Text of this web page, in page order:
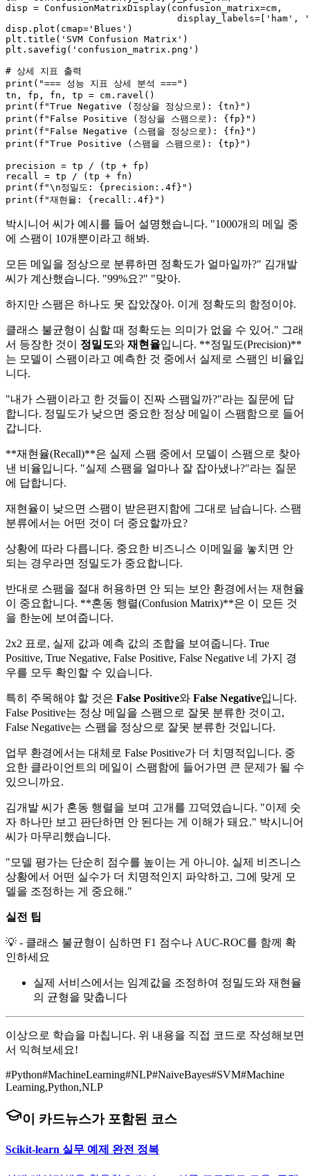
disp = ConfusionMatrixDisplay(confusion_matrix=cm,
                               display_labels=[
'ham' ,
disp.plot(cmap= 'Blues' )
plt.title( 'SVM Confusion Matrix' )
plt.savefig( 'confusion_matrix.png' )
# 상세 지표 출력
print ( "=== 성능 지표 상세 분석 ===" )
print ( f"True Negative (정상을 정상으로): {tn} "
print ( f"False Positive (정상을 스팸으로): {fp} "
print ( f"False Negative (스팸을 정상으로): {fn} "
print ( f"True Positive (스팸을 스팸으로): {tp} " )
precision = tp / (tp + fp)
print ( f"\n정밀도: {precision: .4f} "
print ( f"재현율: {recall: .4f} "
박시니어 씨가 예시를 들어 설명했습니다. "1000개의 메일 중
에 스팸이 10개뿐이라고 해봐.
모든 메일을 정상으로 분류하면 정확도가 얼마일까?" 김개발
씨가 계산했습니다. "99%요?" "맞아.
하지만 스팸은 하나도 못 잡았잖아. 이게 정확도의 함정이야.
클래스 불균형이 심할 때 정확도는 의미가 없을 수 있어." 그래
서 등장한 것이 정밀도와 재현율입니다. **정밀도(Precision)**
는 모델이 스팸이라고 예측한 것 중에서 실제로 스팸인 비율입
니다.
"내가 스팸이라고 한 것들이 진짜 스팸일까?"라는 질문에 답
합니다. 정밀도가 낮으면 중요한 정상 메일이 스팸함으로 들어
갑니다.
**재현율(Recall)**은 실제 스팸 중에서 모델이 스팸으로 찾아
낸 비율입니다. "실제 스팸을 얼마나 잘 잡아냈나?"라는 질문
에 답합니다.
재현율이 낮으면 스팸이 받은편지함에 그대로 남습니다. 스팸
분류에서는 어떤 것이 더 중요할까요?
상황에 따라 다릅니다. 중요한 비즈니스 이메일을 놓치면 안
되는 경우라면 정밀도가 중요합니다.
반대로 스팸을 절대 허용하면 안 되는 보안 환경에서는 재현율
이 중요합니다. **혼동 행렬(Confusion Matrix)**은 이 모든 것
을 한눈에 보여줍니다.
2x2 표로, 실제 값과 예측 값의 조합을 보여줍니다. True
Positive, True Negative, False Positive, False Negative 네 가지 경
우를 모두 확인할 수 있습니다.
특히 주목해야 할 것은 False Positive와 False Negative입니다.
False Positive는 정상 메일을 스팸으로 잘못 분류한 것이고,
False Negative는 스팸을 정상으로 잘못 분류한 것입니다.
업무 환경에서는 대체로 False Positive가 더 치명적입니다. 중
요한 클라이언트의 메일이 스팸함에 들어가면 큰 문제가 될 수
있으니까요.
김개발 씨가 혼동 행렬을 보며 고개를 끄덕였습니다. "이제 숫
자 하나만 보고 판단하면 안 된다는 게 이해가 돼요." 박시니어
씨가 마무리했습니다.
"모델 평가는 단순히 점수를 높이는 게 아니야. 실제 비즈니스
상황에서 어떤 실수가 더 치명적인지 파악하고, 그에 맞게 모
델을 조정하는 게 중요해."
실전 팁
💡 - 클래스 불균형이 심하면 F1 점수나 AUC-ROC를 함께 확
인하세요
실제 서비스에서는 임계값을 조정하여 정밀도와 재현율
의 균형을 맞춥니다
이상으로 학습을 마칩니다. 위 내용을 직접 코드로 작성해보면
서 익혀보세요!
#Python#MachineLearning#NLP#NaiveBayes#SVM#Machine
Learning,Python,NLP
이 카드뉴스가 포함된 코스
Scikit-learn 실무 예제 완전 정복